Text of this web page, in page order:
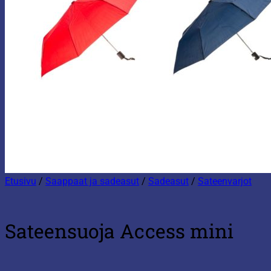
Etusivu / Saappaat ja sadeasut / Sadeasut / Sateenvarjot
Sateensuoja Access mini